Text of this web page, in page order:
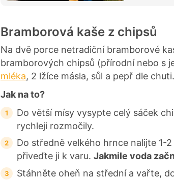
Bramborová kaše z chipsů
Na dvě porce netradiční bramborové
bramborových chipsů (přírodní nebo s
mléka, 2 lžíce másla, sůl a pepř dle chuti.
Jak na to?
Do větší mísy vysypte celý sáček
rychleji rozmočily.
Do středně velkého hrnce nalijte 1-
přiveďte ji k varu. Jakmile voda
Stáhněte oheň na střední a vařte,